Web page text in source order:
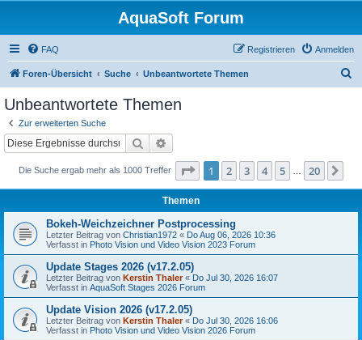
AquaSoft Forum
FAQ Anmelden
Registrieren
Foren-Übersicht Suche Unbeantwortete Themen
Unbeantwortete Themen
Zur erweiterten Suche
Suche
Die Suche ergab mehr als 1000 Treffer Seite 1von 20
1 2 3 4 5 20
Themen
Bokeh-Weichzeichner Postprocessing
Letzter Beitrag von Christian1972 « Do Aug 06, 2026 10:36
Verfasst in Photo Vision und Video Vision 2023 Forum
Update Stages 2026 (v17.2.05)
Letzter Beitrag von Kerstin Thaler« Do Jul 30, 2026 16:07
Verfasst in AquaSoft Stages 2026 Forum
Update Vision 2026 (v17.2.05)
Letzter Beitrag von Kerstin Thaler« Do Jul 30, 2026 16:06
Verfasst in Photo Vision und Video Vision 2026 Forum